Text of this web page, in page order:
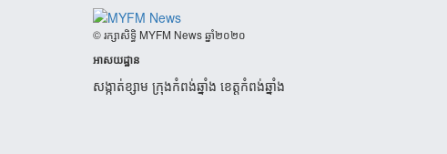
​© រក្សា​សិទ្ធិ​ MYFM News ឆ្នាំ​២០២០
អាសយដ្ឋាន
សង្កាត់ខ្សាម ក្រុងកំពង់ឆ្នាំង ខេត្តកំពង់ឆ្នាំង